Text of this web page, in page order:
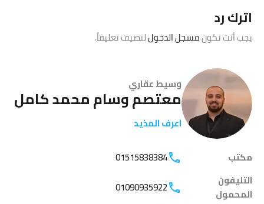
اترك رد
يجب أنت تكونمسجل الدخوللتضيف تعليقاً.
وسيط عقاري
معتصم وسام محمد كامل
اعرف المذيد
مكتب
01515838384
التليفون
المحمول
01090935922